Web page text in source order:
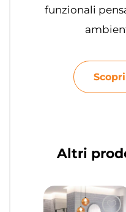
funzionali
Altri